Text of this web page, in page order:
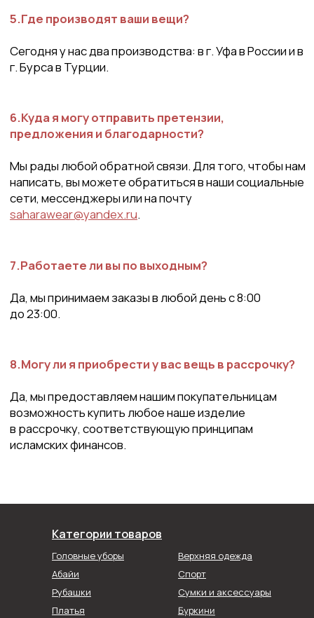
Категории товаров
Головные уборы
Абайи
Рубашки
Спорт
Верхняя одежда
Сумки и аксессуары
Платья
Буркини